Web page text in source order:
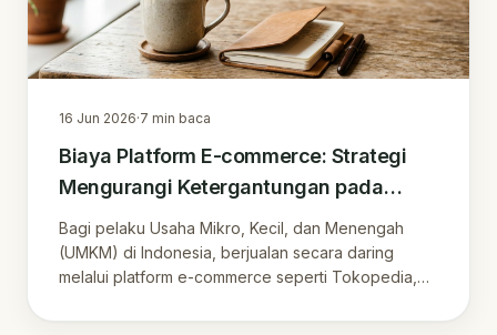
16 Jun 2026·7 min baca
Biaya Platform E-commerce: Strategi
Mengurangi Ketergantungan pada
Marketplace dan Membangun Loyalitas
Pelanggan
Bagi pelaku Usaha Mikro, Kecil, dan Menengah
(UMKM) di Indonesia, berjualan secara daring
melalui platform e-commerce seperti Tokopedia,